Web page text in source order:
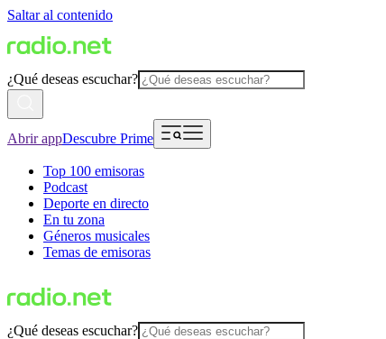
Saltar al contenido
¿Qué deseas escuchar?
Abrir appDescubre Prime
Top 100 emisoras
Podcast
Deporte en directo
En tu zona
Géneros musicales
Temas de emisoras
¿Qué deseas escuchar?